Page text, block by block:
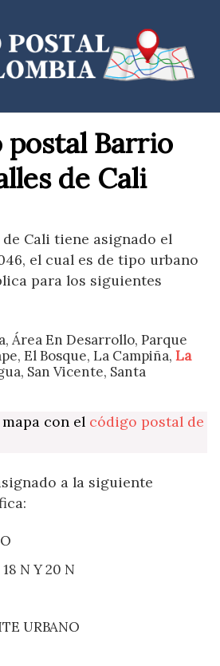
postal Barrio
de Cali
Cali tiene asignado el
el cual es de tipo urbano
para los siguientes
Área En Desarrollo, Parque
El Bosque, La Campiña, La
San Vicente, Santa
con el código postal de
a la siguiente
N Y 20 N
URBANO